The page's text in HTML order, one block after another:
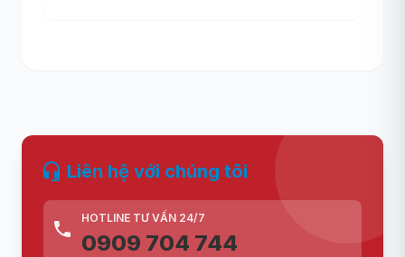
Liên hệ với chúng tôi
HOTLINE TƯ VẤN 24/7
0909 704 744